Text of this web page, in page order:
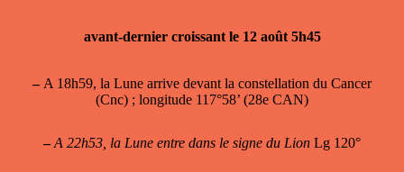
avant-dernier croissant le 12 août 5h45
–A 18h59, la Lune arrive devant la constellation du Cancer
(Cnc) ; longitude 117°58’ (28e CAN)
– A 22h53, la Lune entre dans le signe du Lion Lg 120°